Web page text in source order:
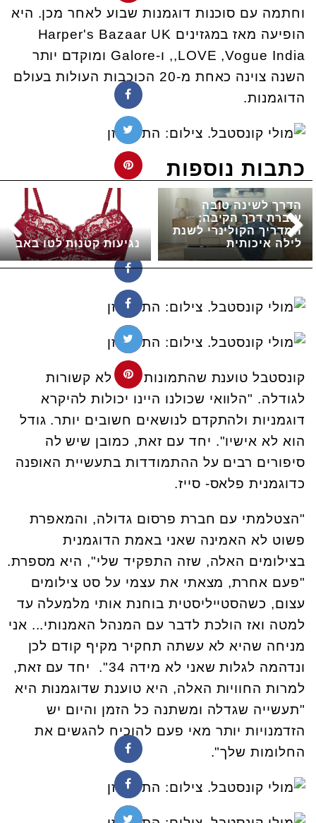
וחתמה עם סוכנות דוגמנות שבוע לאחר מכן. היא
הופיעה מאז במגזינים Harper's Bazaar UK
,LOVE ,Vogue India, ו-Galore ומוקדם יותר
השנה צוינה כאחת מ-20 הכוכבות העולות בעולם
הדוגמנות.
כתבות נוספות
נגיעות קטנות לטו באב
הדרך לשינה טובה
עוברת דרך הקיבה:
המדריך הקולינרי לשנת
לילה איכותית
קונסטבל טוענת שהתמונות כלל לא קשורות
לגודלה. "הלוואי שכולנו היינו יכולות להיקרא
דוגמניות ולהתקדם לנושאים חשובים יותר. גודל
הוא לא אישיו". יחד עם זאת, כמובן שיש לה
סיפורים רבים על ההתמודדות בתעשיית האופנה
כדוגמנית פלאס- סייז.
"הצטלמתי עם חברת פרסום גדולה, והמאפרת
פשוט לא האמינה שאני באמת הדוגמנית
בצילומים האלה, שזה התפקיד שלי", היא מספרת.
"פעם אחרת, מצאתי את עצמי על סט צילומים
עצום, כשהסטייליסטית בוחנת אותי מלמעלה עד
למטה ואז הולכת לדבר עם המנהל האמנותי... אני
מניחה שהיא לא עשתה תחקיר מקיף קודם לכן
ונדהמה לגלות שאני לא מידה 34". יחד עם זאת,
למרות החוויות האלה, היא טוענת שדוגמנות היא
"תעשייה שגדלה ומשתנה כל הזמן והיום יש
הזדמנויות יותר מאי פעם להוכיח להגשים את
החלומות שלך".